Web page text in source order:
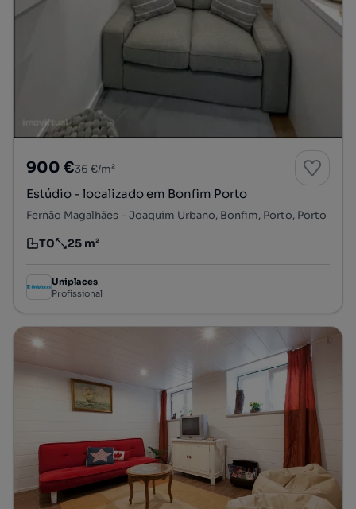
900 €36 €/m²
Estúdio - localizado em Bonfim Porto
Fernão Magalhães - Joaquim Urbano, Bonfim, Porto, Porto
Tipologia
T0
Preço por metro quadrado
25 m²
Uniplaces
Profissional